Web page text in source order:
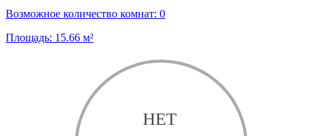
Возможное количество комнат: 0
Площадь: 15.66 м²